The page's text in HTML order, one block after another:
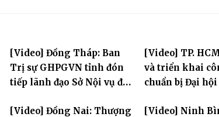
[Video] Đồng Tháp: Ban
Trị sự GHPGVN tỉnh đón
tiếp lãnh đạo Sở Nội vụ đến
Hòa Long
[Video] TP.
và triển khai
chuẩn bị Đại
thứ X, nhiệm kỳ
[Video] Đồng Nai: Thượng
[Video] Ninh